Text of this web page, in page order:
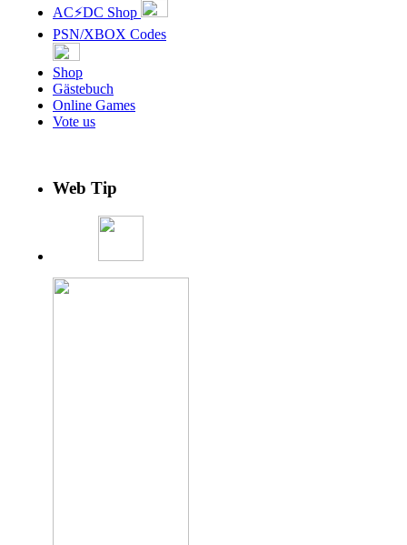
AC⚡DC Shop
PSN/XBOX Codes
Shop
Gästebuch
Online Games
Vote us
Web Tip